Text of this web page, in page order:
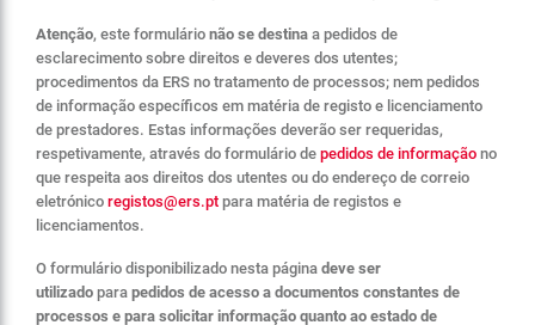
Atenção, este formulário não se destina a pedidos de
esclarecimento sobre direitos e deveres dos utentes;
procedimentos da ERS no tratamento de processos; nem pedidos
de informação específicos em matéria de registo e licenciamento
de prestadores. Estas informações deverão ser requeridas,
respetivamente, através do formulário de pedidos de informação no
que respeita aos direitos dos utentes ou do endereço de correio
eletrónico registos@ers.pt para matéria de registos e
licenciamentos.
O formulário disponibilizado nesta página deve ser
utilizado para pedidos de acesso a documentos constantes de
processos e para solicitar informação quanto ao estado de